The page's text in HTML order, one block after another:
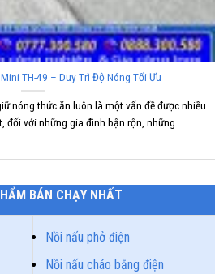
TH-49 – Duy Trì Độ Nóng Tối Ưu
nóng thức ăn luôn là một vấn đề được nhiều
đối với những gia đình bận rộn, những
BÁN CHẠY NHẤT
Nồi nấu phở điện
Nồi nấu cháo bằng điện